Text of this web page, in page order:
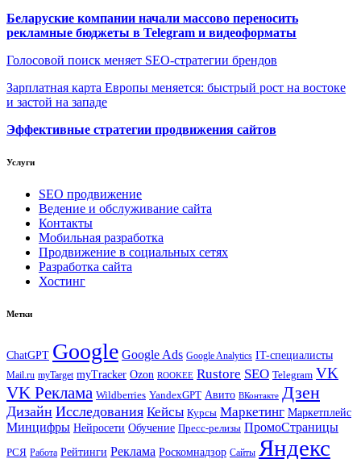
Беларуские компании начали массово переносить
рекламные бюджеты в Telegram и видеоформаты
Голосовой поиск меняет SEO-стратегии брендов
Зарплатная карта Европы меняется: быстрый рост на востоке
и застой на западе
Эффективные стратегии продвижения сайтов
Услуги
SEO продвижение
Ведение и обслуживание сайта
Контакты
Мобильная разработка
Продвижение в социальных сетях
Разработка сайта
Хостинг
Метки
ChatGPT Google Google Ads Google Analytics IT-специалисты
Mail.ru myTarget myTracker Ozon ROOKEE Rustore SEO Telegram VK
VK Реклама Wildberries YandexGPT Авито ВКонтакте Дзен
Дизайн Исследования Кейсы Курсы Маркетинг Маркетплейс
Минцифры Нейросети Обучение Пресс-релизы ПромоСтраницы
РСЯ Работа Рейтинги Реклама Роскомнадзор Сайты Яндекс